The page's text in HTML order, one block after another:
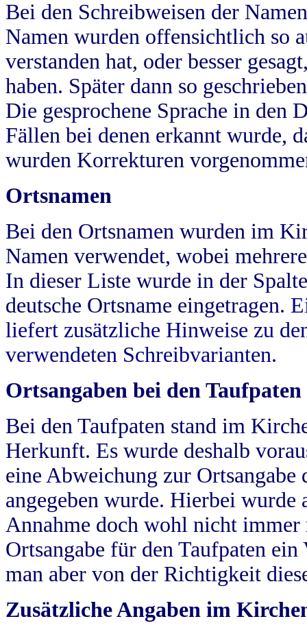
Bei den Schreibweisen der
Namen wurden offensichtlich so
verstanden hat, oder besser
haben. Später dann so
Die gesprochene Sprache in
Fällen bei denen erkannt wurde,
wurden Korrekturen
Ortsnamen
Bei den Ortsnamen wurden im
Namen verwendet, wobei
In dieser Liste wurde in der
deutsche Ortsname eingetragen.
liefert zusätzliche Hinweise zu
verwendeten Schreibvarianten.
Ortsangaben bei den Taufpaten
Bei den Taufpaten stand im
Herkunft. Es wurde deshalb
eine Abweichung zur
angegeben wurde. Hierbei wurde
Annahme doch wohl nicht
Ortsangabe für den Taufpaten
man aber von der Richtigkeit
Zusätzliche Angaben im